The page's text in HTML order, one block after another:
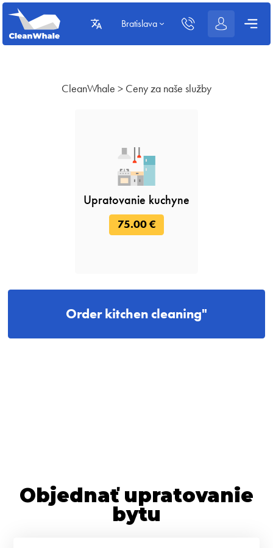
Bratislava
CleanWhale > Ceny za naše služby
Upratovanie kuchyne
75.00 €
Order kitchen cleaning"
Objednať upratovanie
bytu